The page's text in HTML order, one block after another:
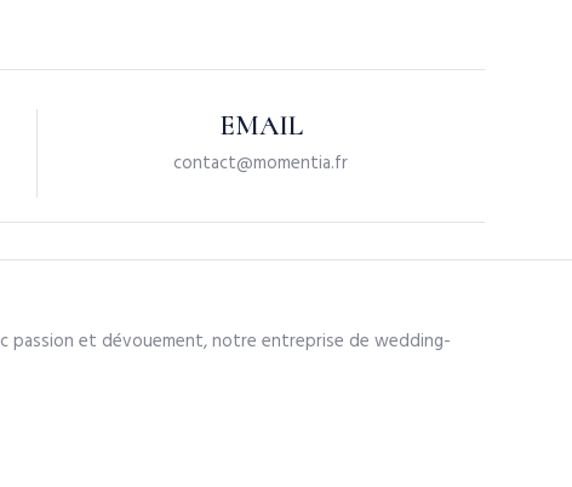
EMAIL
contact@momentia.fr
passion et dévouement, notre entreprise de wedding-